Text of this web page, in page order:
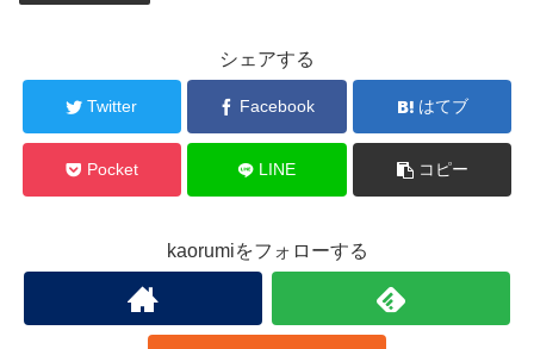
シェアする
Twitter Facebook はてブ
Pocket LINE コピー
kaorumiをフォローする